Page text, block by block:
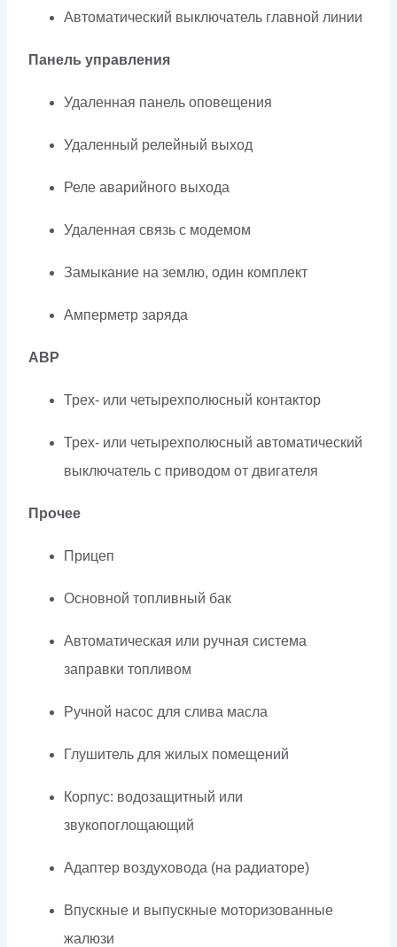
Автоматический выключатель главной линии
Панель управления
Удаленная панель оповещения
Удаленный релейный выход
Реле аварийного выхода
Удаленная связь с модемом
Замыкание на землю, один комплект
Амперметр заряда
АВР
Трех- или четырехполюсный контактор
Трех- или четырехполюсный автоматический
выключатель с приводом от двигателя
Прочее
Прицеп
Основной топливный бак
Автоматическая или ручная система
заправки топливом
Ручной насос для слива масла
Глушитель для жилых помещений
Корпус: водозащитный или
звукопоглощающий
Адаптер воздуховода (на радиаторе)
Впускные и выпускные моторизованные
жалюзи